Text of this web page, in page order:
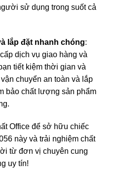
sử dụng trong suốt cả
lắp đặt nhanh chóng:
dịch vụ giao hàng và
tiết kiệm thời gian và
chuyển an toàn và lắp
bảo chất lượng sản phẩm
Office để sở hữu chiếc
này và trải nghiệm chất
từ đơn vị chuyên cung
uy tín!